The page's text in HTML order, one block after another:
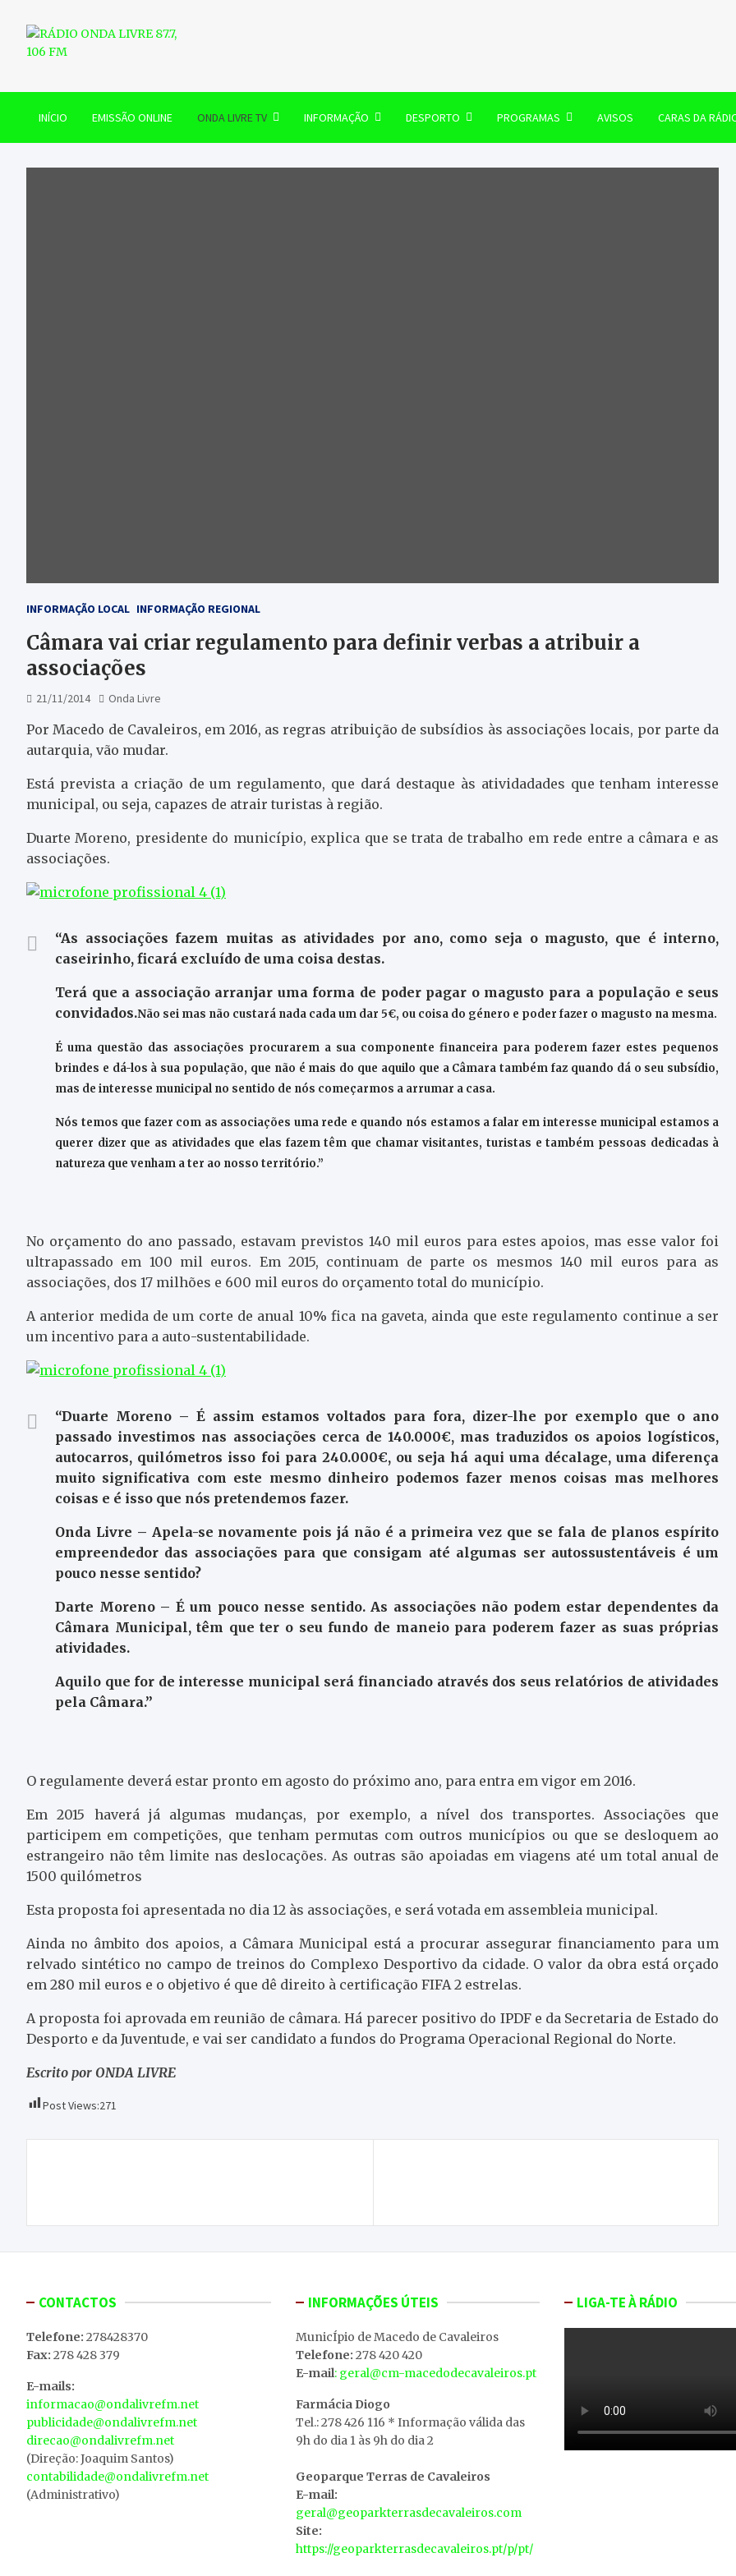
content
RÁDIO ONDA LIVRE 87.7, 106 FM
INÍCIO EMISSÃO ONLINE ONDA LIVRE TV INFORMAÇÃO DESPORTO PROGRAMAS AVISOS CARAS DA
INFORMAÇÃO LOCAL INFORMAÇÃO REGIONAL
Câmara vai criar regulamento para definir verbas a atribuir a
associações
21/11/2014 Onda Livre
Por Macedo de Cavaleiros, em 2016, as regras atribuição de subsídios às associações locais, por parte da
autarquia, vão mudar.
Está prevista a criação de um regulamento, que dará destaque às atividadades que tenham interesse
municipal, ou seja, capazes de atrair turistas à região.
Duarte Moreno, presidente do município, explica que se trata de trabalho em rede entre a câmara e as
associações.
“As associações fazem muitas as atividades por ano, como seja o magusto, que é interno,
caseirinho, ficará excluído de uma coisa destas.
Terá que a associação arranjar uma forma de poder pagar o magusto para a população e seus
convidados.Não sei mas não custará nada cada um dar 5€, ou coisa do género e poder fazer o magusto na mesma.
É uma questão das associações procurarem a sua componente financeira para poderem fazer estes pequenos
brindes e dá-los à sua população, que não é mais do que aquilo que a Câmara também faz quando dá o seu subsídio,
mas de interesse municipal no sentido de nós começarmos a arrumar a casa.
Nós temos que fazer com as associações uma rede e quando nós estamos a falar em interesse municipal estamos a
querer dizer que as atividades que elas fazem têm que chamar visitantes, turistas e também pessoas dedicadas à
natureza que venham a ter ao nosso território.”
No orçamento do ano passado, estavam previstos 140 mil euros para estes apoios, mas esse valor foi
ultrapassado em 100 mil euros. Em 2015, continuam de parte os mesmos 140 mil euros para as
associações, dos 17 milhões e 600 mil euros do orçamento total do município.
A anterior medida de um corte de anual 10% fica na gaveta, ainda que este regulamento continue a ser
um incentivo para a auto-sustentabilidade.
“Duarte Moreno – É assim estamos voltados para fora, dizer-lhe por exemplo que o ano
passado investimos nas associações cerca de 140.000€, mas traduzidos os apoios logísticos,
autocarros, quilómetros isso foi para 240.000€, ou seja há aqui uma décalage, uma diferença
muito significativa com este mesmo dinheiro podemos fazer menos coisas mas melhores
coisas e é isso que nós pretendemos fazer.
Onda Livre – Apela-se novamente pois já não é a primeira vez que se fala de planos espírito
empreendedor das associações para que consigam até algumas ser autossustentáveis é um
pouco nesse sentido?
Darte Moreno – É um pouco nesse sentido. As associações não podem estar dependentes da
Câmara Municipal, têm que ter o seu fundo de maneio para poderem fazer as suas próprias
atividades.
Aquilo que for de interesse municipal será financiado através dos seus relatórios de atividades
pela Câmara.”
O regulamente deverá estar pronto em agosto do próximo ano, para entra em vigor em 2016.
Em 2015 haverá já algumas mudanças, por exemplo, a nível dos transportes. Associações que
participem em competições, que tenham permutas com outros municípios ou que se desloquem ao
estrangeiro não têm limite nas deslocações. As outras são apoiadas em viagens até um total anual de
1500 quilómetros
Esta proposta foi apresentada no dia 12 às associações, e será votada em assembleia municipal.
Ainda no âmbito dos apoios, a Câmara Municipal está a procurar assegurar financiamento para um
relvado sintético no campo de treinos do Complexo Desportivo da cidade. O valor da obra está orçado
em 280 mil euros e o objetivo é que dê direito à certificação FIFA 2 estrelas.
A proposta foi aprovada em reunião de câmara. Há parecer positivo do IPDF e da Secretaria de Estado do
Desporto e da Juventude, e vai ser candidato a fundos do Programa Operacional Regional do Norte.
Escrito por ONDA LIVRE
Post Views:271
artigos
CONTACTOS
Telefone: 278428370
Fax: 278 428 379
E-mails:
informacao@ondalivrefm.net
publicidade@ondalivrefm.net
direcao@ondalivrefm.net
(Direção: Joaquim Santos)
contabilidade@ondalivrefm.net
(Administrativo)
INFORMAÇÕES ÚTEIS
MunicÍpio de Macedo de Cavaleiros
Telefone: 278 420 420
E-mail: geral@cm-macedodecavaleiros.pt
Farmácia Diogo
Tel.: 278 426 116 * Informação válida das
9h do dia 1 às 9h do dia 2
Geoparque Terras de Cavaleiros
E-mail:
geral@geoparkterrasdecavaleiros.com
Site:
https://geoparkterrasdecavaleiros.pt/p/pt/
LIGA-TE À RÁDIO